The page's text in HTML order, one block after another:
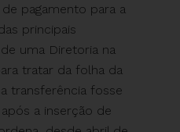
pagamento para a
principais
uma Diretoria na
tratar da folha da
transferência fosse
a inserção de